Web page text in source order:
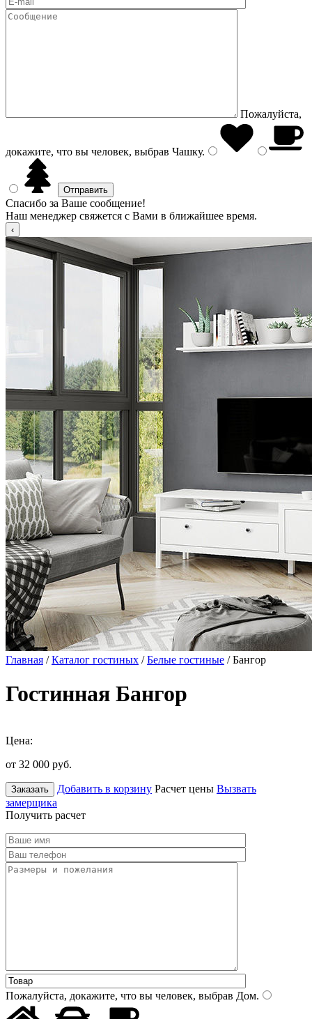
Пожалуйста,
докажите, что вы человек, выбрав Чашку.
Спасибо за Ваше сообщение!
Наш менеджер свяжется с Вами в ближайшее время.
Главная /Каталог гостиных /Белые гостиные / Бангор
Гостинная Бангор
Цена:
от 32 000 руб.
Заказать Добавить в корзину Расчет цены Вызвать
замерщика
Получить расчет
Пожалуйста, докажите, что вы человек, выбрав Дом.